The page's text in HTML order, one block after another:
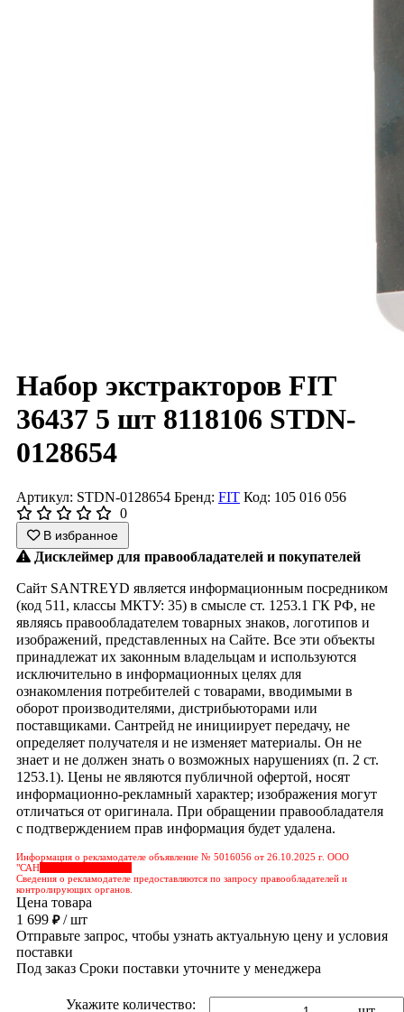
Набор экстракторов FIT
36437 5 шт 8118106 STDN-
0128654
Артикул: STDN-0128654 Бренд: FIT Код: 105 016 056
0
В избранное
Дисклеймер для правообладателей и покупателей
Сайт SANTREYD является информационным посредником
(код 511, классы МКТУ: 35) в смысле ст. 1253.1 ГК РФ, не
являясь правообладателем товарных знаков, логотипов и
изображений, представленных на Сайте. Все эти объекты
принадлежат их законным владельцам и используются
исключительно в информационных целях для
ознакомления потребителей с товарами, вводимыми в
оборот производителями, дистрибьюторами или
поставщиками. Сантрейд не инициирует передачу, не
определяет получателя и не изменяет материалы. Он не
знает и не должен знать о возможных нарушениях (п. 2 ст.
1253.1). Цены не являются публичной офертой, носят
информационно-рекламный характер; изображения могут
отличаться от оригинала. При обращении правообладателя
с подтверждением прав информация будет удалена.
Информация о рекламодателе объявление № 5016056 от 26.10.2025 г. ООО
"САН
Сведения о рекламодателе предоставляются по запросу правообладателей и
контролирующих органов.
Цена товара
1 699 ₽/ шт
Отправьте запрос, чтобы узнать актуальную цену и условия
поставки
Под заказ Сроки поставки уточните у менеджера
Укажите количество: